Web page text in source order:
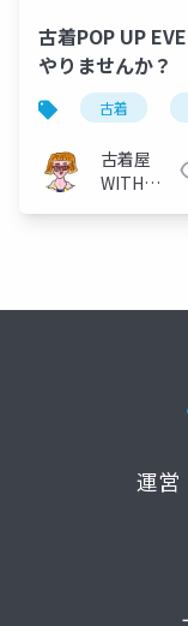
古着POP UP
やりませんか？
古着
古着屋
WITH
運営